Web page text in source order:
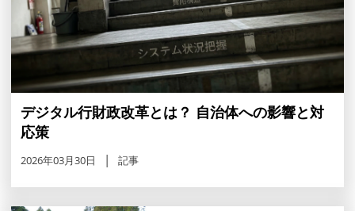
デジタル行財政改革とは？ 自治体への影響と対
応策
2026年03月30日 記事